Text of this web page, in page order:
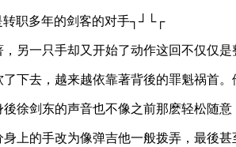
转职多年的剑客的对手┐┘└┌
另一只手却又开始了动作这回不仅仅
下去，越来越依靠著背後的罪魁祸首。
徐剑东的声音也不像之前那麽轻松随意
上的手改为像弹吉他一般拨弄，最後